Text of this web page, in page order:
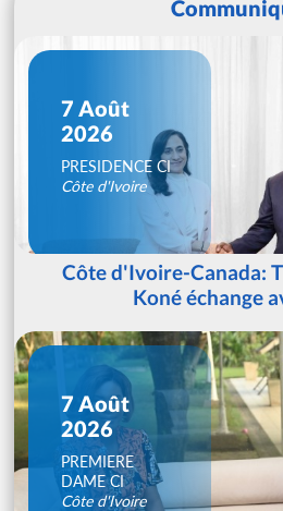
7 Août
2026
PRESIDENCE CI
Côte d'Ivoire
Côte d'Ivoire-Canada:
Koné échange
7 Août
2026
PREMIERE
DAME CI
Côte d'Ivoire